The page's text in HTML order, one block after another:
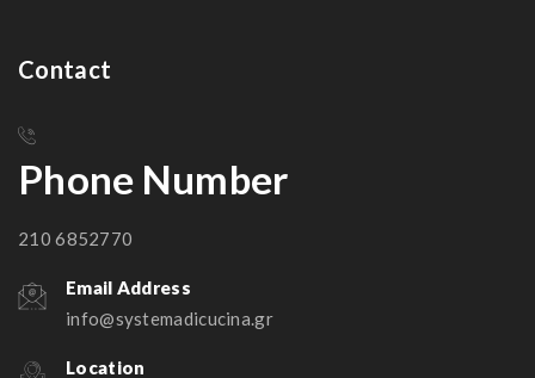
Contact
Phone Number
210 6852770
Email Address
info@systemadicucina.gr
Location